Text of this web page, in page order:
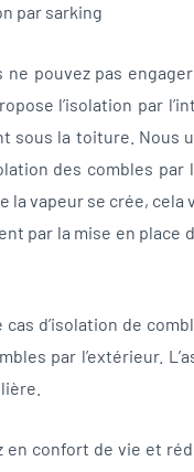
par sarking
ne pouvez pas
l’isolation par
sous la toiture.
des combles par
la vapeur se crée, cela
par la mise en place
cas d’isolation de
par l’extérieur.
en confort de vie et